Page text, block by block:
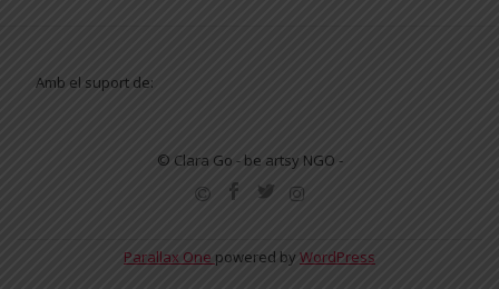
Amb el suport de:
© Clara Go - be artsy NGO -
Parallax One powered byWordPress